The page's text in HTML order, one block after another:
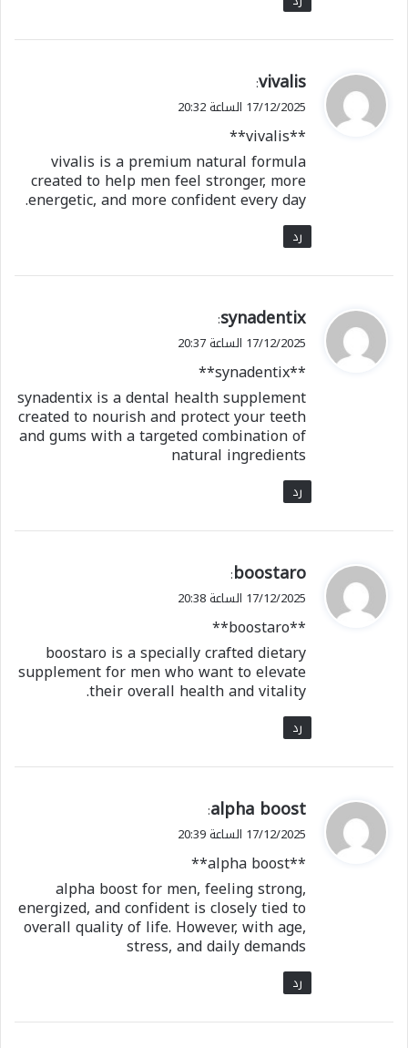
ي
ق
ل
vivalis
:
17/12/2025 الساعة 20:32
**vivalis**
vivalis is a premium natural formula
created to help men feel stronger, more
energetic, and more confident every day.
رد
ي
ق
ل
synadentix
:
17/12/2025 الساعة 20:37
**synadentix**
synadentix is a dental health supplement
created to nourish and protect your teeth
and gums with a targeted combination of
natural ingredients
رد
ي
ق
ل
boostaro
:
17/12/2025 الساعة 20:38
**boostaro**
boostaro is a specially crafted dietary
supplement for men who want to elevate
their overall health and vitality.
رد
ي
ق
ل
alpha boost
:
17/12/2025 الساعة 20:39
**alpha boost**
alpha boost for men, feeling strong,
energized, and confident is closely tied to
overall quality of life. However, with age,
stress, and daily demands
رد